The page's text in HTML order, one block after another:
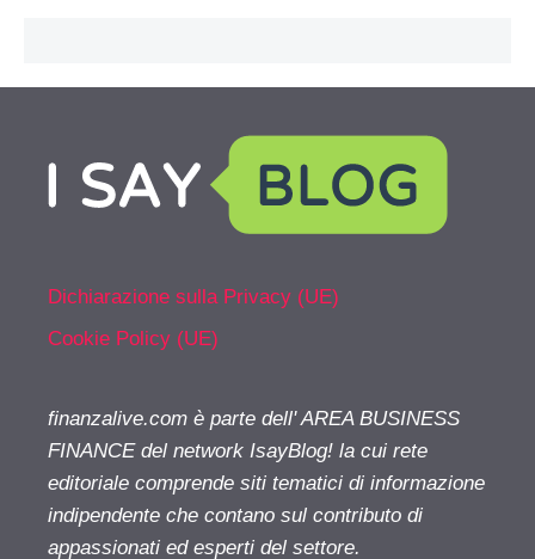
Dichiarazione sulla Privacy (UE)
Cookie Policy (UE)
finanzalive.com è parte dell' AREA BUSINESS
FINANCE del network IsayBlog! la cui rete
editoriale comprende siti tematici di informazione
indipendente che contano sul contributo di
appassionati ed esperti del settore.